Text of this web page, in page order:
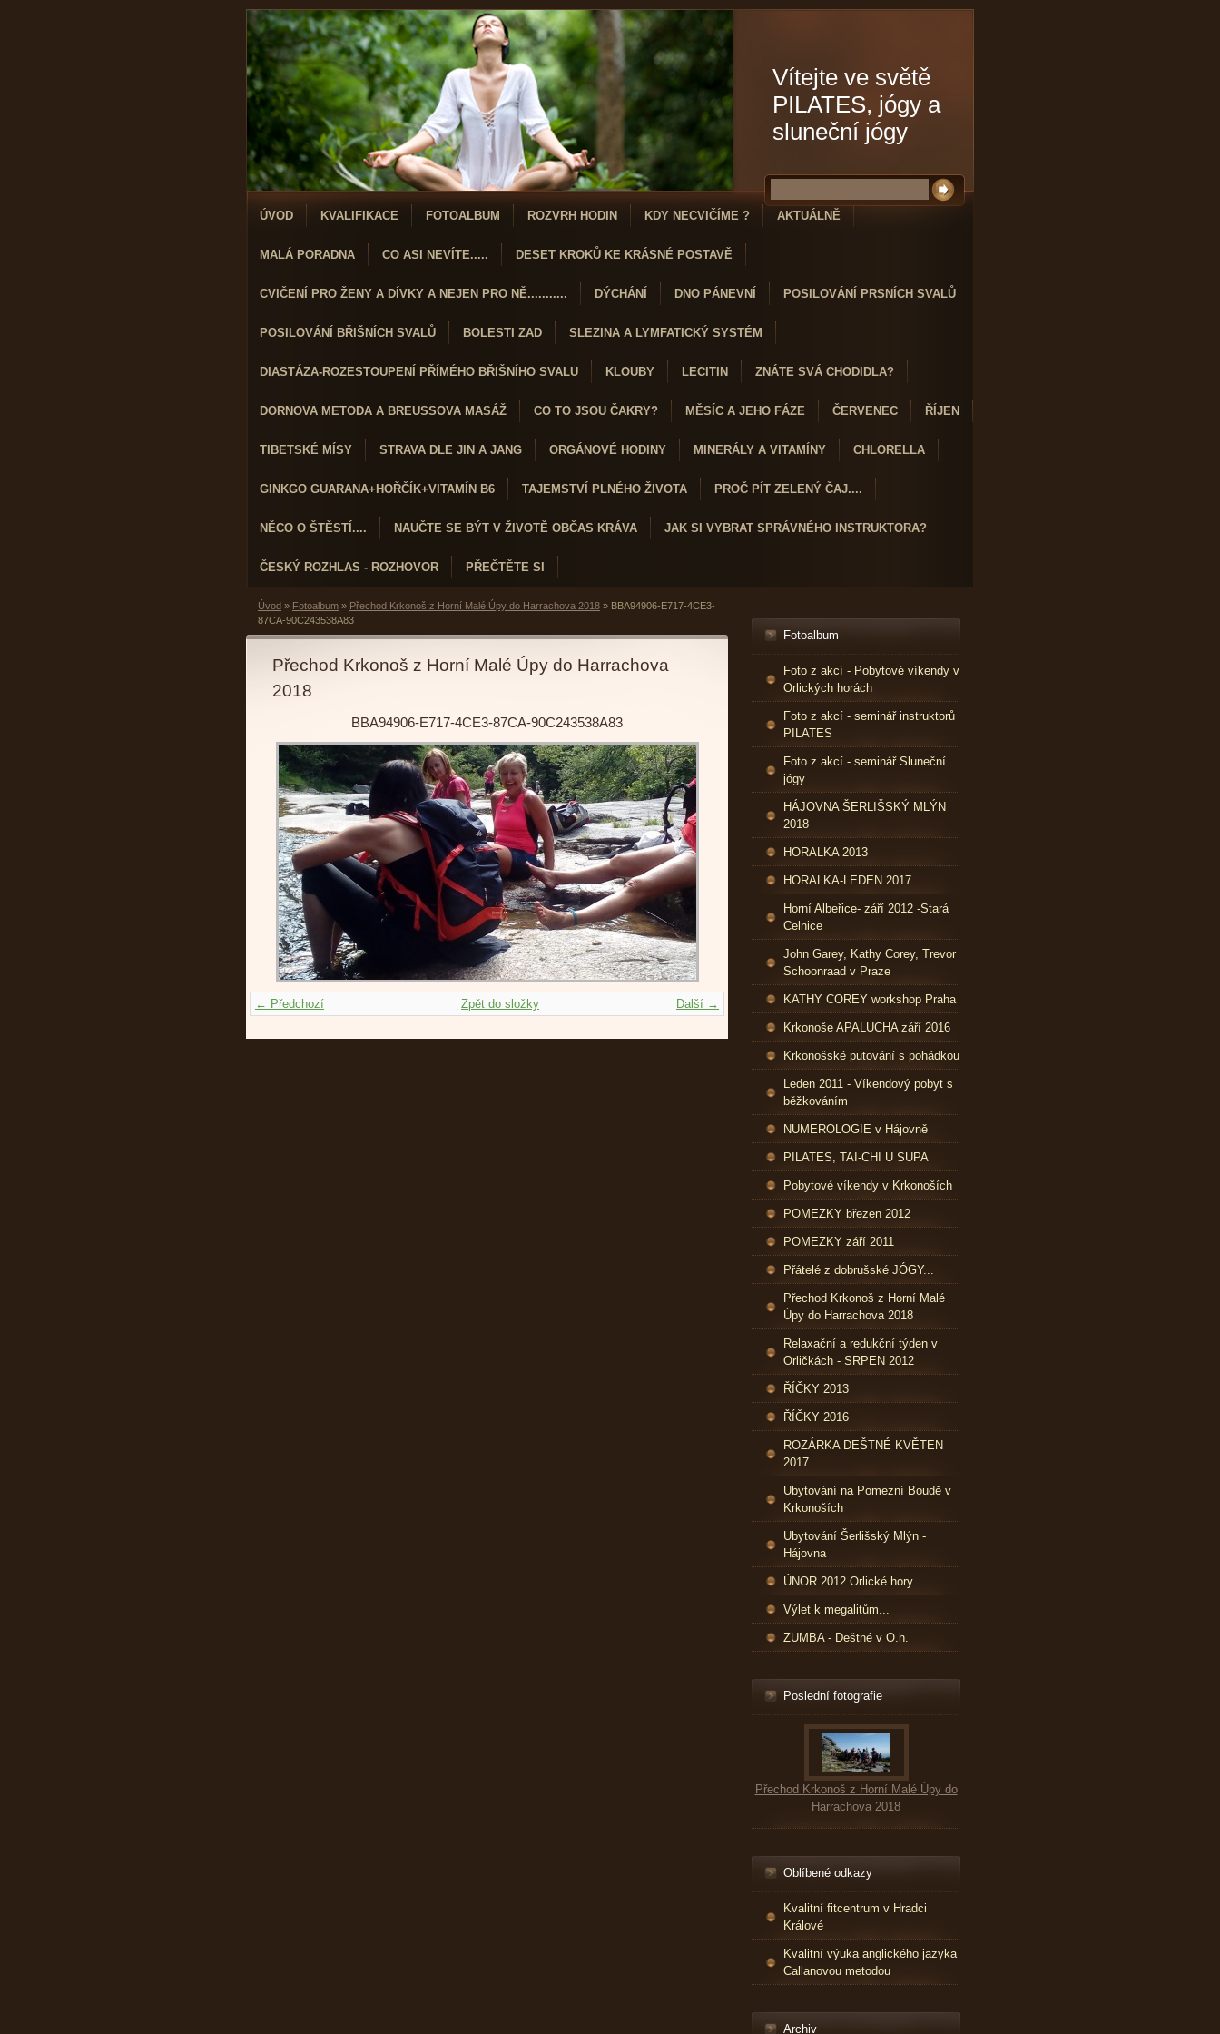
Vítejte ve světě
PILATES, jógy a
sluneční jógy
ÚVOD KVALIFIKACE FOTOALBUM ROZVRH HODIN KDY NECVIČÍME ? AKTUÁLNĚ
MALÁ PORADNA CO ASI NEVÍTE..... DESET KROKŮ KE KRÁSNÉ POSTAVĚ
CVIČENÍ PRO ŽENY A DÍVKY A NEJEN PRO NĚ........... DÝCHÁNÍ DNO PÁNEVNÍ POSILOVÁNÍ PRSNÍCH SVALŮ
POSILOVÁNÍ BŘIŠNÍCH SVALŮ BOLESTI ZAD SLEZINA A LYMFATICKÝ SYSTÉM
DIASTÁZA-ROZESTOUPENÍ PŘÍMÉHO BŘIŠNÍHO SVALU KLOUBY LECITIN ZNÁTE SVÁ CHODIDLA?
DORNOVA METODA A BREUSSOVA MASÁŽ CO TO JSOU ČAKRY? MĚSÍC A JEHO FÁZE ČERVENEC ŘÍJEN
TIBETSKÉ MÍSY STRAVA DLE JIN A JANG ORGÁNOVÉ HODINY MINERÁLY A VITAMÍNY CHLORELLA
GINKGO GUARANA+HOŘČÍK+VITAMÍN B6 TAJEMSTVÍ PLNÉHO ŽIVOTA PROČ PÍT ZELENÝ ČAJ....
NĚCO O ŠTĚSTÍ.... NAUČTE SE BÝT V ŽIVOTĚ OBČAS KRÁVA JAK SI VYBRAT SPRÁVNÉHO INSTRUKTORA?
ČESKÝ ROZHLAS - ROZHOVOR PŘEČTĚTE SI
Úvod » Fotoalbum » Přechod Krkonoš z Horní Malé Úpy do Harrachova 2018 » BBA94906-E717-4CE3-
87CA-90C243538A83
Přechod Krkonoš z Horní Malé Úpy do Harrachova
2018
BBA94906-E717-4CE3-87CA-90C243538A83
← Předchozí Další →
Zpět do složky
Fotoalbum
Foto z akcí - Pobytové víkendy v
Orlických horách
Foto z akcí - seminář instruktorů
PILATES
Foto z akcí - seminář Sluneční
jógy
HÁJOVNA ŠERLIŠSKÝ MLÝN
2018
HORALKA 2013
HORALKA-LEDEN 2017
Horní Albeřice- září 2012 -Stará
Celnice
John Garey, Kathy Corey, Trevor
Schoonraad v Praze
KATHY COREY workshop Praha
Krkonoše APALUCHA září 2016
Krkonošské putování s pohádkou
Leden 2011 - Víkendový pobyt s
běžkováním
NUMEROLOGIE v Hájovně
PILATES, TAI-CHI U SUPA
Pobytové víkendy v Krkonoších
POMEZKY březen 2012
POMEZKY září 2011
Přátelé z dobrušské JÓGY...
Přechod Krkonoš z Horní Malé
Úpy do Harrachova 2018
Relaxační a redukční týden v
Orličkách - SRPEN 2012
ŘÍČKY 2013
ŘÍČKY 2016
ROZÁRKA DEŠTNÉ KVĚTEN
2017
Ubytování na Pomezní Boudě v
Krkonoších
Ubytování Šerlišský Mlýn -
Hájovna
ÚNOR 2012 Orlické hory
Výlet k megalitům...
ZUMBA - Deštné v O.h.
Poslední fotografie
Přechod Krkonoš z Horní Malé Úpy do
Harrachova 2018
Oblíbené odkazy
Kvalitní fitcentrum v Hradci
Králové
Kvalitní výuka anglického jazyka
Callanovou metodou
Archiv